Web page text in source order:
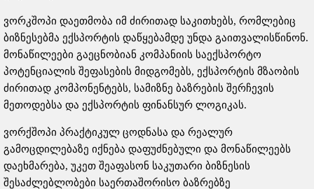
ვორკშოპი დაეთმობა იმ ძირითად საკითხებს, რომლებიც
ბიზნესებმა ექსპორტის დაწყებამდე უნდა გაითვალისწინონ.
მონაწილეები გაეცნობიან კომპანიის საექსპორტო
პოტენციალის შეფასების მიდგომებს, ექსპორტის მზაობის
ძირითად კომპონენტებს, სამიზნე ბაზრების შერჩევის
მეთოდებსა და ექსპორტის ფინანსურ ლოგიკას.
ვორქშოპი პრაქტიკულ ცოდნასა და რეალურ
გამოცდილებაზე იქნება დაფუძნებული და მონაწილეებს
დაეხმარება, უკეთ შეაფასონ საკუთარი ბიზნესის
შესაძლებლობები საერთაშორისო ბაზრებზე